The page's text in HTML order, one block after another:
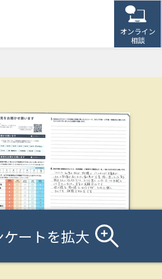
オンライン
相談
ケートを拡大